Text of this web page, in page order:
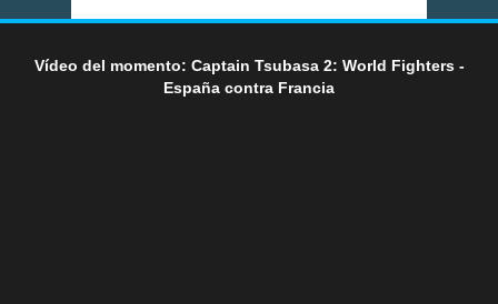
Vídeo del momento: Captain Tsubasa 2: World Fighters -
España contra Francia